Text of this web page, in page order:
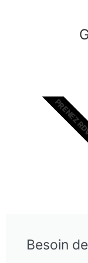
Besoin
PRENEZ